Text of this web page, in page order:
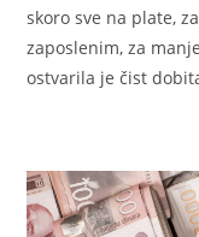
skoro sve na plate,
zaposlenim, za
ostvarila je čist